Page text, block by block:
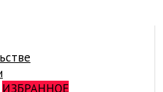
ИЗБРАННОЕ